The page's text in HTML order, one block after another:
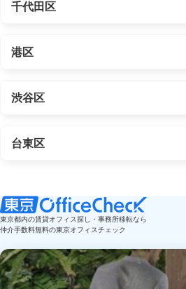
千代田区
港区
渋谷区
台東区
東京都内の賃貸オフィス探し・事務所移転なら
仲介手数料無料の東京オフィスチェック